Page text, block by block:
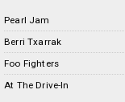
Pearl Jam
Berri Txarrak
Foo Fighters
At The Drive-In